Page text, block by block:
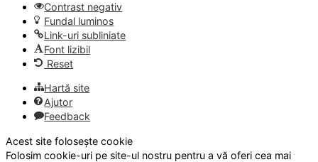
Contrast negativ
Fundal luminos
Link-uri subliniate
Font lizibil
Reset
Hartă site
Ajutor
Feedback
Acest site folosește cookie
Folosim cookie-uri pe site-ul nostru pentru a vă oferi cea mai